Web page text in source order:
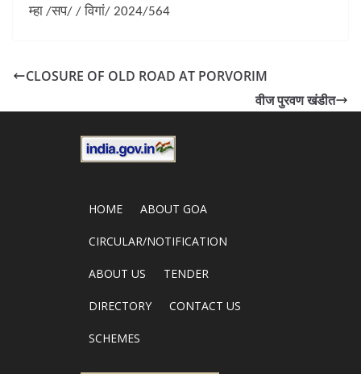
म्हा /सप/ / विगां/ 2024/564
CLOSURE OF OLD ROAD AT PORVORIM
वीज पुरवण खंडीत
HOME ABOUT GOA
CIRCULAR/NOTIFICATION
ABOUT US TENDER
DIRECTORY CONTACT US
SCHEMES